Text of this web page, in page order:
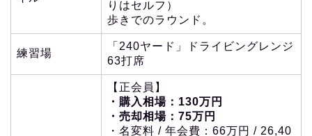
りはセルフ）
歩きでのラウンド。
練習場
「240ヤード」ドライビングレンジ
63打席
【正会員】
・購入相場：130万円
・売却相場：75万円
・名変料 / 年会費：66万円 / 26,40